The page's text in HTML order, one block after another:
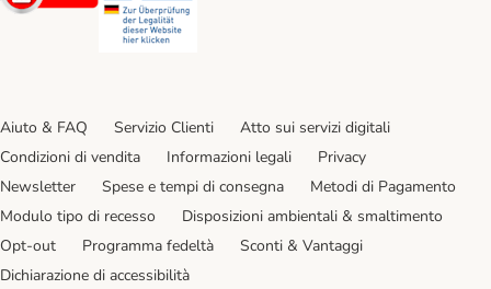
Aiuto & FAQ Servizio Clienti
Atto sui servizi digitali
Condizioni di vendita
Informazioni legali
Privacy
Newsletter
Spese e tempi di consegna
Metodi di Pagamento
Modulo tipo di recesso
Disposizioni ambientali & smaltimento
Opt-out
Programma fedeltà
Sconti & Vantaggi
Dichiarazione di accessibilità